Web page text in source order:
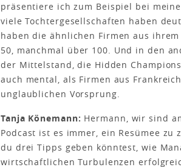
präsentiere ich zum Beispiel bei
viele Tochtergesellschaften haben
haben die ähnlichen Firmen aus
50, manchmal über 100. Und in den
der Mittelstand, die Hidden
auch mental, als Firmen aus
unglaublichen Vorsprung.
Tanja Könemann: Hermann, wir sind
Podcast ist es immer, ein Resümee
du drei Tipps geben könntest, wie
wirtschaftlichen Turbulenzen